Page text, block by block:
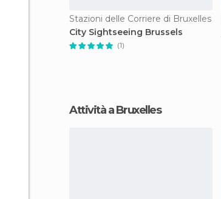
Stazioni delle Corriere di Bruxelles
City Sightseeing Brussels
(1)
Attività a Bruxelles